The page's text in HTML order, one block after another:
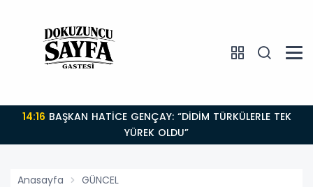
14:16
YÜREK OLDU”
Anasayfa GÜNCEL